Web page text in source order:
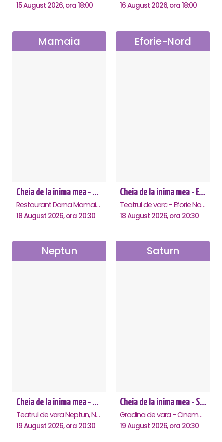
15 August 2026, ora 18:00 16 August 2026, ora 18:00
Mamaia
Cheia de la inima mea - Mamaia
Restaurant Dorna Mamaia, Mamaia
18 August 2026, ora 20:30
Eforie-Nord
Cheia de la inima mea - Eforie Nord
Teatrul de vara - Eforie Nord, Eforie-Nord
18 August 2026, ora 20:30
Neptun
Cheia de la inima mea - Neptun
Teatrul de vara Neptun, Neptun
19 August 2026, ora 20:30
Saturn
Cheia de la inima mea - Saturn
Gradina de vara - Cinema Saturn, Saturn
19 August 2026, ora 20:30